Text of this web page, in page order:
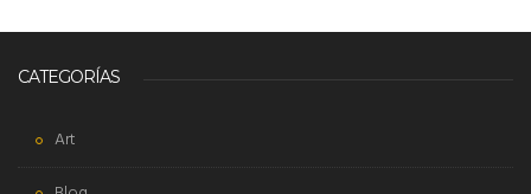
CATEGORÍAS
Art